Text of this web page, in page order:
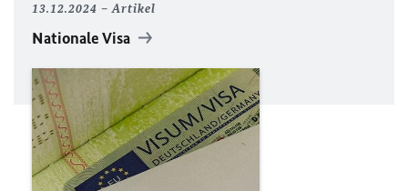
13.12.2024 Artikel
Nationale Visa